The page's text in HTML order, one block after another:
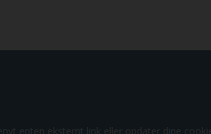
enten eksternt link eller opdater dine